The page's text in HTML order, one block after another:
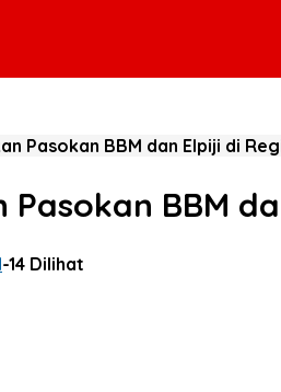
Pasokan BBM dan Elpiji di
Pasokan BBM
-14 Dilihat